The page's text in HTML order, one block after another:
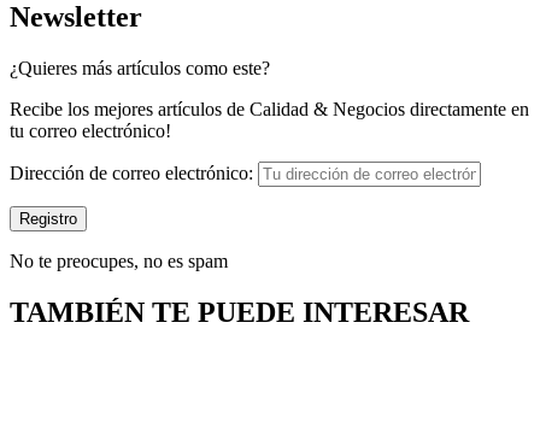
Newsletter
¿Quieres más artículos como este?
Recibe los mejores artículos de Calidad & Negocios directamente en
tu correo electrónico!
Dirección de correo electrónico:
No te preocupes, no es spam
TAMBIÉN TE PUEDE INTERESAR